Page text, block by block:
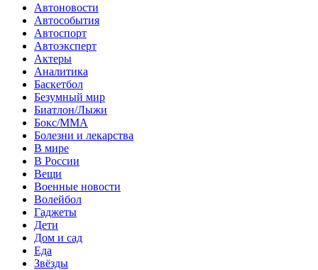
Автоновости
Автособытия
Автоспорт
Автоэксперт
Актеры
Аналитика
Баскетбол
Безумный мир
Биатлон/Лыжи
Бокс/MMA
Болезни и лекарства
В мире
В России
Вещи
Военные новости
Волейбол
Гаджеты
Дети
Дом и сад
Еда
Звёзды